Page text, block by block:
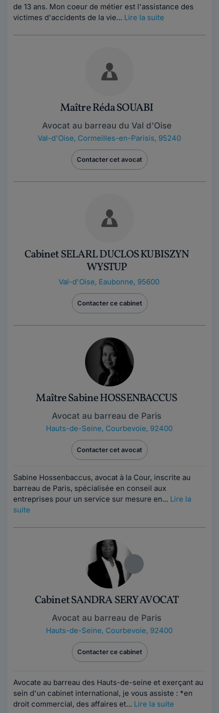
de 13 ans. Mon coeur de métier est l'assistance des
victimes d'accidents de la vie... Lire la suite
Maître Réda SOUABI
Avocat au barreau du Val d'Oise
Val-d'Oise, Cormeilles-en-Parisis, 95240
Contacter cet avocat
Cabinet SELARL DUCLOS KUBISZYN
WYSTUP
Val-d'Oise, Eaubonne, 95600
Contacter ce cabinet
Maître Sabine HOSSENBACCUS
Avocat au barreau de Paris
Hauts-de-Seine, Courbevoie, 92400
Contacter cet avocat
Sabine Hossenbaccus, avocat à la Cour, inscrite au
barreau de Paris, spécialisée en conseil aux
entreprises pour un service sur mesure en... Lire la
suite
Cabinet SANDRA SERY AVOCAT
Avocat au barreau de Paris
Hauts-de-Seine, Courbevoie, 92400
Contacter ce cabinet
Avocate au barreau des Hauts-de-seine et exerçant au
sein d'un cabinet international, je vous assiste : *en
droit commercial, des affaires et... Lire la suite